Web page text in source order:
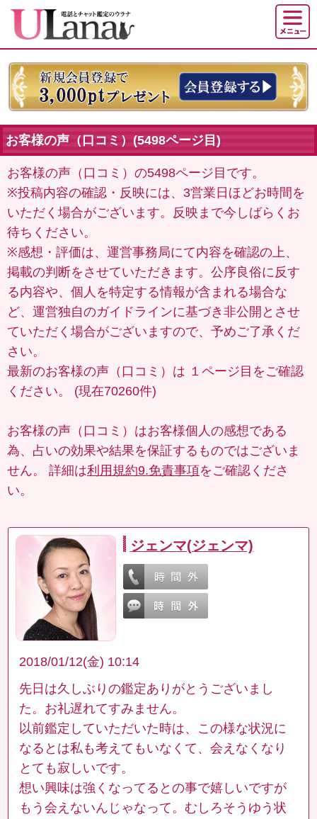
お客様の声（口コミ）(5498ページ目)
お客様の声（口コミ）の5498ページ目です。
※投稿内容の確認・反映には、3営業日ほどお時間を
いただく場合がございます。反映まで今しばらくお
待ちください。
※感想・評価は、運営事務局にて内容を確認の上、
掲載の判断をさせていただきます。公序良俗に反す
る内容や、個人を特定する情報が含まれる場合な
ど、運営独自のガイドラインに基づき非公開とさせ
ていただく場合がございますので、予めご了承くだ
さい。
最新のお客様の声（口コミ）は １ページ目 をご確認
ください。 (現在70260件)
お客様の声（口コミ）はお客様個人の感想である
為、占いの効果や結果を保証するものではございま
せん。 詳細は利用規約9.免責事項をご確認くださ
い。
ジェンマ(ジェンマ)
2018/01/12(金) 10:14
先日は久しぶりの鑑定ありがとうございまし
た。お礼遅れてすみません。
以前鑑定していただいた時は、この様な状況に
なるとは私も考えてもいなくて、会えなくなり
とても寂しいです。
想い興味は強くなってるとの事で嬉しいですが
もう会えないんじゃなって。むしろそうゆう状